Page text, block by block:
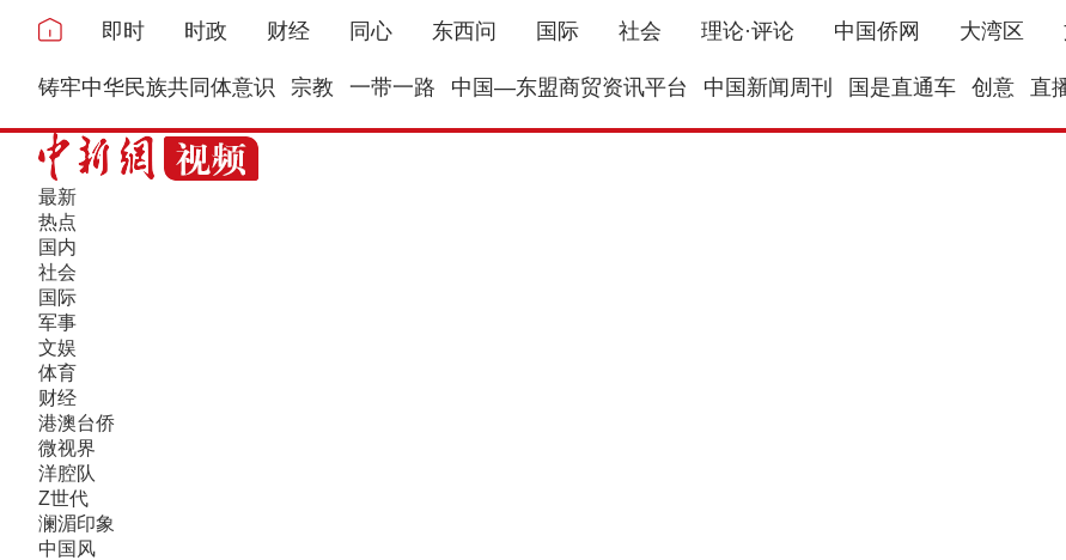
即时 时政 财经 同心 东西问 国际 社会 理论·评论 中国侨网 大湾区
铸牢中华民族共同体意识 宗教 一带一路 中国—东盟商贸资讯平台 中国新闻周刊 国是直通车 创意 直
最新
热点
国内
社会
国际
军事
文娱
体育
财经
港澳台侨
微视界
洋腔队
Z世代
澜湄印象
中国风